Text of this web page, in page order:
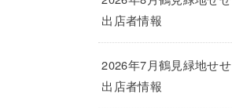
出店者情報
2026年7月鶴見緑地せ
出店者情報